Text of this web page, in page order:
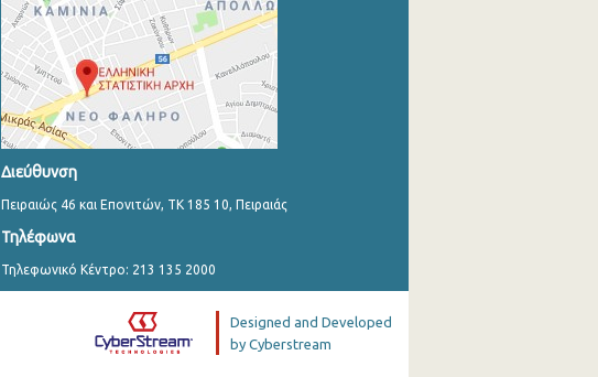
Διεύθυνση
Πειραιώς 46 και Επονιτών, ΤΚ 185 10, Πειραιάς
Τηλέφωνα
Τηλεφωνικό Κέντρο: 213 135 2000
Designed and Developed
by Cyberstream